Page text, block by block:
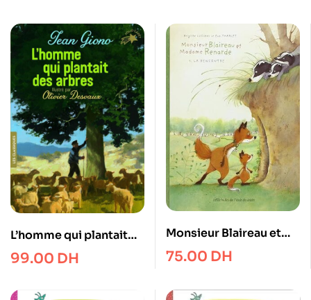
L’homme qui plantait
des arbres
99.00 DH
Monsieur Blaireau et
Madame Renarde –
Tome 1 – La Rencontre
75.00 DH